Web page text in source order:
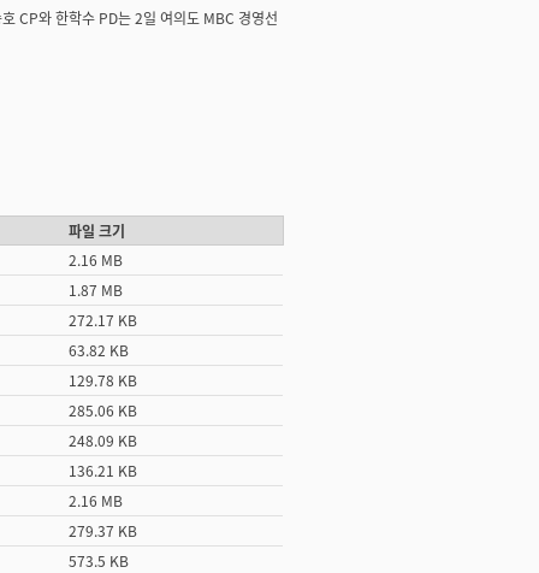
CP와 한학수 PD는 2일 여의도 MBC 경영선
파일 크기
2.16 MB
1.87 MB
272.17 KB
63.82 KB
129.78 KB
285.06 KB
248.09 KB
136.21 KB
2.16 MB
279.37 KB
573.5 KB